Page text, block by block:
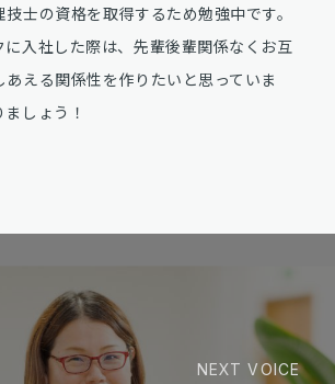
士の資格を取得するため勉強中です。
に入社した際は、先輩後輩関係なくお互
あえる関係性を作りたいと思っていま
しょう！
NEXT VOICE